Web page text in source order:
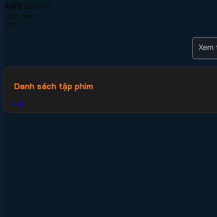
4.50 out of 5
Lượt xem:
221
Xem
Danh sách tập phim
Full